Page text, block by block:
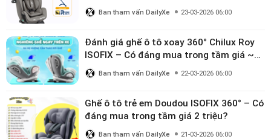
đáng đầu tư cho bé từ 0–12 tuổi?
Ban tham vấn DailyXe 23-03-2026 06:00
Đánh giá ghế ô tô xoay 360° Chilux Roy
ISOFIX – Có đáng mua trong tầm giá ~3
triệu
Ban tham vấn DailyXe 22-03-2026 06:00
Ghế ô tô trẻ em Doudou ISOFIX 360° – Có
đáng mua trong tầm giá 2 triệu?
Ban tham vấn DailyXe 21-03-2026 06:00